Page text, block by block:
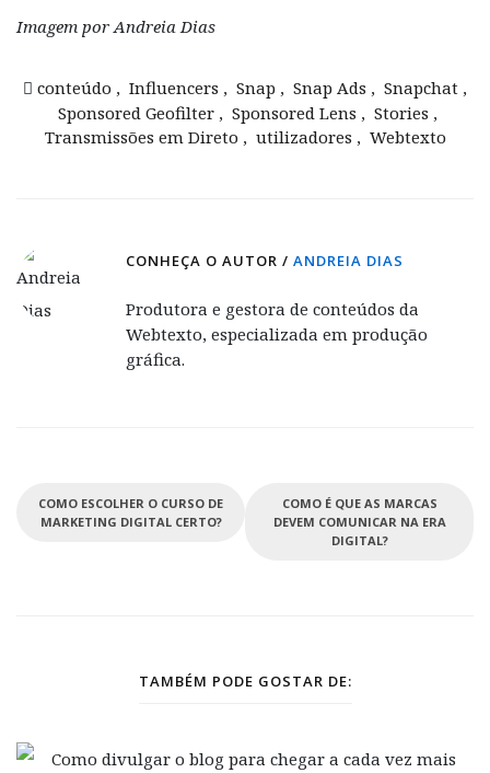
Imagem por Andreia Dias
conteúdo , Influencers , Snap , Snap Ads , Snapchat ,
Sponsored Geofilter , Sponsored Lens , Stories ,
Transmissões em Direto , utilizadores , Webtexto
CONHEÇA O AUTOR / ANDREIA DIAS
Produtora e gestora de conteúdos da
Webtexto, especializada em produção
gráfica.
COMO ESCOLHER O CURSO DE
MARKETING DIGITAL CERTO?
COMO É QUE AS MARCAS
DEVEM COMUNICAR NA ERA
DIGITAL?
TAMBÉM PODE GOSTAR DE: